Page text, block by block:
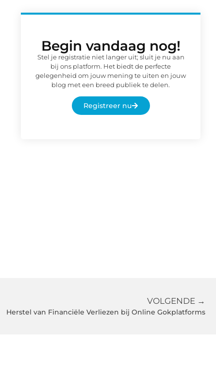
Begin vandaag nog!
Stel je registratie niet langer uit; sluit je nu aan
bij ons platform. Het biedt de perfecte
gelegenheid om jouw mening te uiten en jouw
blog met een breed publiek te delen.
Registreer nu
VOLGENDE →
Herstel van Financiële Verliezen bij Online Gokplatforms